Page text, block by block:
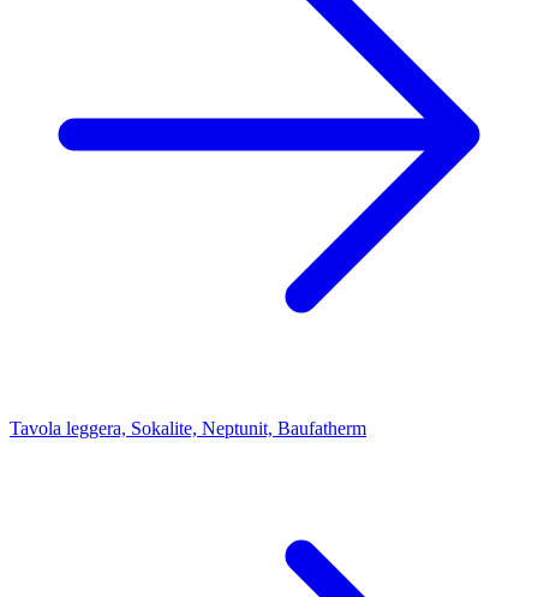
Tavola leggera, Sokalite, Neptunit, Baufatherm